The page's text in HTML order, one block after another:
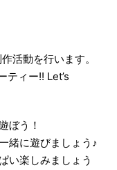
活動を行います。
ティー!! Let’s
ぼう！
緒に遊びましょう♪
い楽しみましょう